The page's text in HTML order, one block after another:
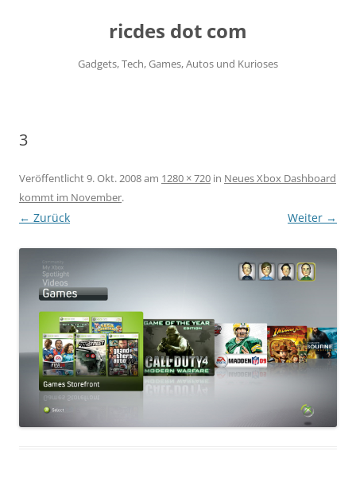
ricdes dot com
Gadgets, Tech, Games, Autos und Kurioses
3
Veröffentlicht9. Okt. 2008am 1280 × 720 in Neues Xbox Dashboard
kommt im November.
← Zurück Weiter →